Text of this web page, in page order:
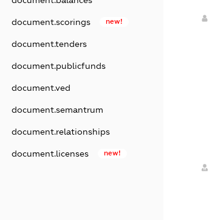
document.scorings new!
document.tenders
document.publicfunds
document.ved
document.semantrum
document.relationships
document.licenses new!